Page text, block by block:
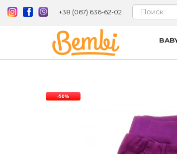
+38 (067) 636-62-02
-50%